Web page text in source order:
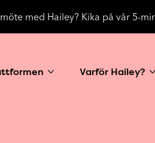
med Hailey? Kika på vår 5-
Varför Hailey?